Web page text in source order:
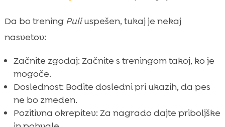
Da bo trening Puliuspešen, tukaj je nekaj
nasvetov:
Začnite zgodaj: Začnite s treningom takoj, ko je
mogoče.
Doslednost: Bodite dosledni pri ukazih, da pes
ne bo zmeden.
Pozitivna okrepitev: Za nagrado dajte priboljške